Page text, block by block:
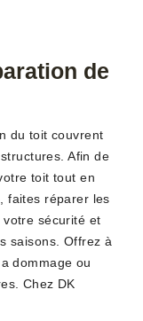
de
du toit couvrent
Afin de
toit tout en
faites réparer les
sécurité et
saisons. Offrez à
dommage ou
Chez DK